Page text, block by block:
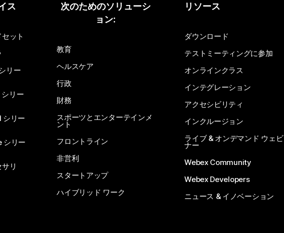
何をお探しですか?
ス
ット
リー
リー
シリー
シリー
リ
次のためのソリューシ
ョン:
教育
ヘルスケア
行政
財務
スポーツとエンターテインメ
ント
フロントライン
非営利
スタートアップ
ハイブリッド ワーク
リソース
ダウンロード
テストミーティングに参加
オンラインクラス
インテグレーション
アクセシビリティ
インクルージョン
ライブ & オンデマンド ウェビ
ナー
Webex Community
Webex Developers
ニュース & イノベーション